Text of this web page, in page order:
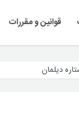
قوانین و مقررات
دیلمان